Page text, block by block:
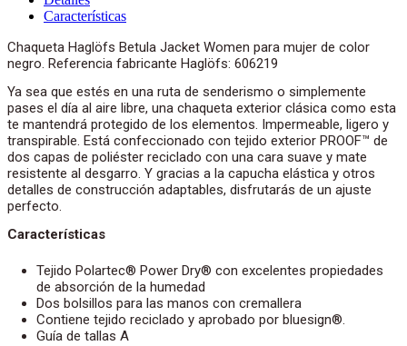
Características
Chaqueta Haglöfs Betula Jacket Women para mujer de color
negro. Referencia fabricante Haglöfs: 606219
Ya sea que estés en una ruta de senderismo o simplemente
pases el día al aire libre, una chaqueta exterior clásica como esta
te mantendrá protegido de los elementos. Impermeable, ligero y
transpirable. Está confeccionado con tejido exterior PROOF™ de
dos capas de poliéster reciclado con una cara suave y mate
resistente al desgarro. Y gracias a la capucha elástica y otros
detalles de construcción adaptables, disfrutarás de un ajuste
perfecto.
Características
Tejido Polartec® Power Dry® con excelentes propiedades
de absorción de la humedad
Dos bolsillos para las manos con cremallera
Contiene tejido reciclado y aprobado por bluesign®.
Guía de tallas A